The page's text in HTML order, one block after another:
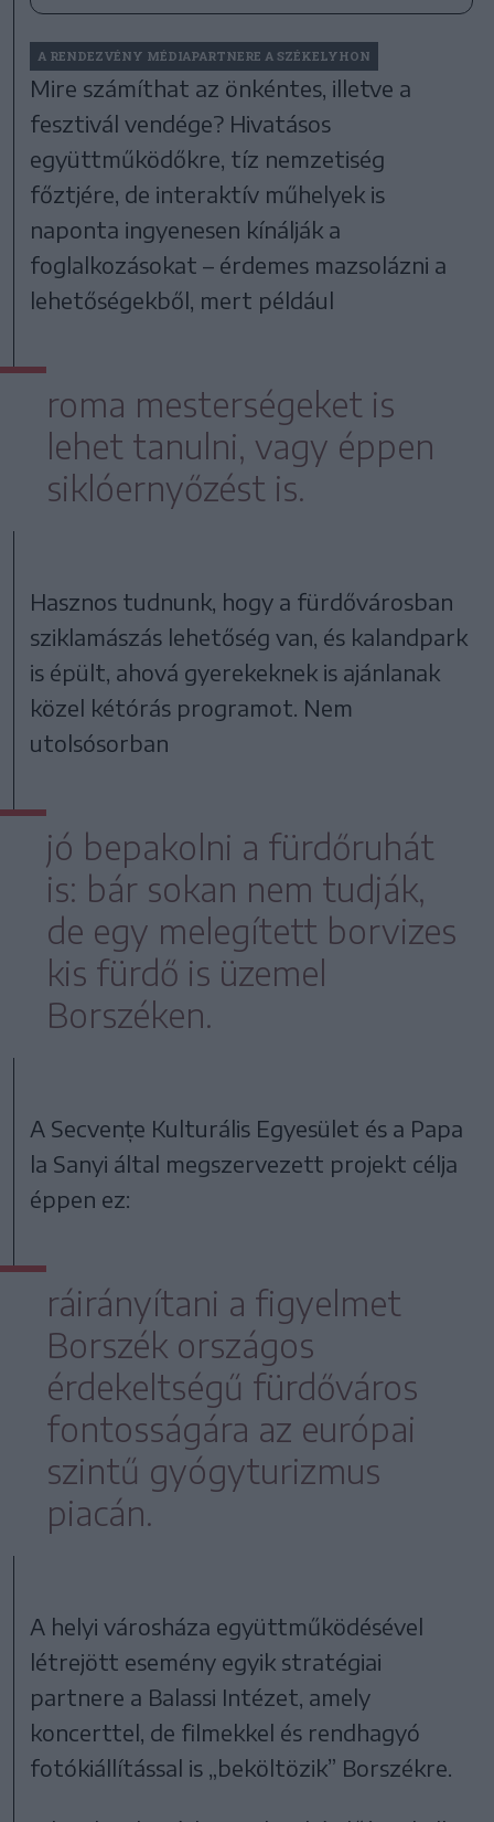
A RENDEZVÉNY MÉDIAPARTNERE A SZÉKELYHON
Mire számíthat az önkéntes, illetve a
fesztivál vendége? Hivatásos
együttműködőkre, tíz nemzetiség
főztjére, de interaktív műhelyek is
naponta ingyenesen kínálják a
foglalkozásokat – érdemes mazsolázni a
lehetőségekből, mert például
roma mesterségeket is
lehet tanulni, vagy éppen
siklóernyőzést is.
Hasznos tudnunk, hogy a fürdővárosban
sziklamászás lehetőség van, és kalandpark
is épült, ahová gyerekeknek is ajánlanak
közel kétórás programot. Nem
utolsósorban
jó bepakolni a fürdőruhát
is: bár sokan nem tudják,
de egy melegített borvizes
kis fürdő is üzemel
Borszéken.
A Secvențe Kulturális Egyesület és a Papa
la Sanyi által megszervezett projekt célja
éppen ez:
ráirányítani a figyelmet
Borszék országos
érdekeltségű fürdőváros
fontosságára az európai
szintű gyógyturizmus
piacán.
A helyi városháza együttműködésével
létrejött esemény egyik stratégiai
partnere a Balassi Intézet, amely
koncerttel, de filmekkel és rendhagyó
fotókiállítással is „beköltözik” Borszékre.